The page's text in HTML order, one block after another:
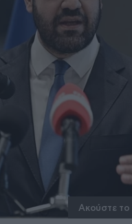
Ακούστε